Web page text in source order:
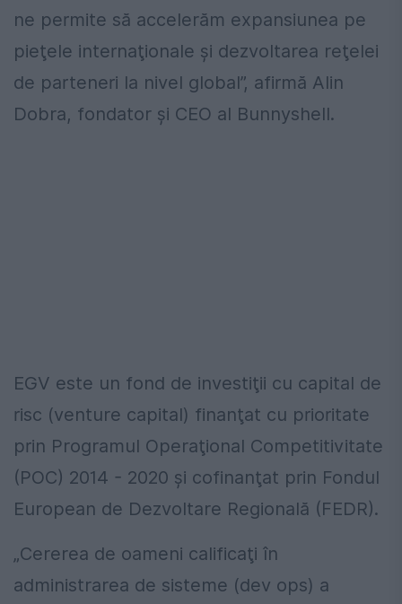
ne permite să accelerăm expansiunea pe
pieţele internaţionale şi dezvoltarea reţelei
de parteneri la nivel global”, afirmă Alin
Dobra, fondator şi CEO al Bunnyshell.
EGV este un fond de investiţii cu capital de
risc (venture capital) finanţat cu prioritate
prin Programul Operaţional Competitivitate
(POC) 2014 - 2020 şi cofinanţat prin Fondul
European de Dezvoltare Regională (FEDR).
„Cererea de oameni calificaţi în
administrarea de sisteme (dev ops) a